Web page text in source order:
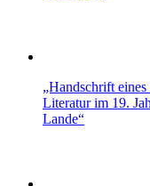
„Handschrift
Literatur im 19.
Lande“